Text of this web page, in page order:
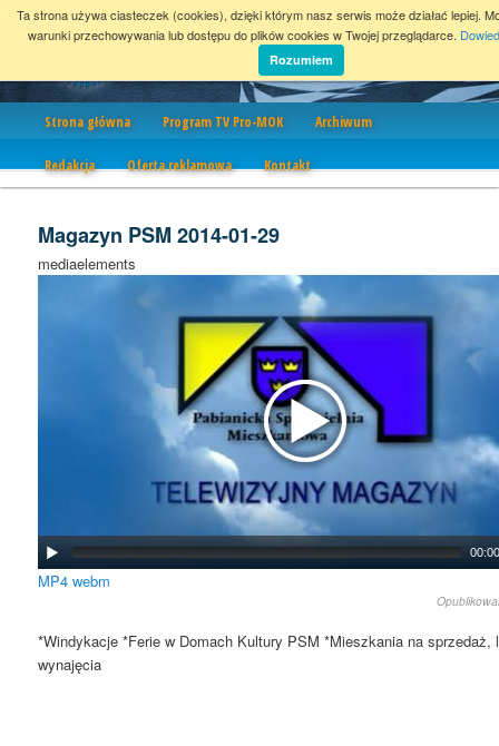
Strona główna Program TV Pro-MOK Archiwum
Redakcja Oferta reklamowa Kontakt
Magazyn PSM 2014-01-29
mediaelements
MP4 webm
*Windykacje *Ferie w Domach Kultury PSM *Mieszkania na sprzedaż,
wynajęcia
Ta strona używa ciasteczek (cookies), dzięki którym nasz serwis może działać lepiej.
warunki przechowywania lub dostępu do plików cookies w Twojej przeglądarce.
Rozumiem